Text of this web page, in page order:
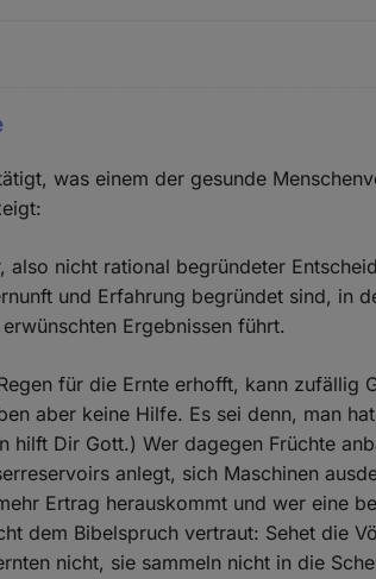
was einem der gesunde
also nicht rational begründeter
und Erfahrung begründet sind, in
Ergebnissen führt.
für die Ernte erhofft, kann zufällig
aber keine Hilfe. Es sei denn, man
hilft Dir Gott.) Wer dagegen Früchte
anlegt, sich Maschinen
Ertrag herauskommt und wer eine
dem Bibelspruch vertraut: Sehet die
nicht, sie sammeln nicht in die